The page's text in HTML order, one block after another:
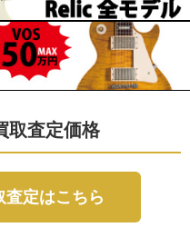
査定価格
定はこちら